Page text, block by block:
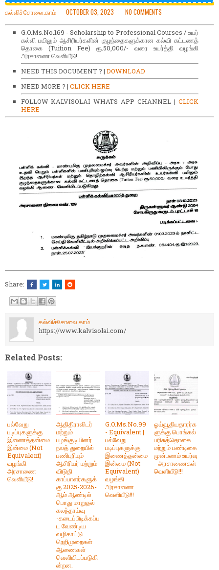
கல்விச்சோலை.காம் OCTOBER 03, 2023 NO COMMENTS
G.O.Ms.No.169 - Scholarship to Professional Courses / உயர்
கல்வி பயிலும் ஆசிரியர்களின் குழந்தைகளுக்கான கல்வி கட்டணத்
தொகை (Tuition Fee) ரூ.50,000/- வரை உயர்த்தி வழங்கி
அரசாணை வெளியீடு!
NEED THIS DOCUMENT ? | DOWNLOAD
NEED MORE ? | CLICK HERE
FOLLOW KALVISOLAI WHATS APP CHANNEL | CLICK
HERE
Share:
கல்விச்சோலை.காம்
https://www.kalvisolai.com/
Related Posts:
பல்வேறு
படிப்புகளுக்கு
இணைத்தன்மை
இன்மை (Not
Equivalent)
வழங்கி
அரசாணை
வெளியீடு!
ஆதிதிராவிடர்
மற்றும்
பழங்குடியினர்
நலத் துறையில்
பணிபுரியும்
ஆசிரியர் மற்றும்
விடுதி
காப்பாளர்களுக்
கு 2025-2026-
ஆம் ஆண்டில்
பொது மாறுதல்
கலந்தாய்வு
-கடைப்பிடிக்கப்ப
ட வேண்டிய
வழிகாட்டு
நெறிமுறைகள்
ஆணைகள்
வெளியிடப்படுகி
ன்றன.
G.O.Ms.No.99
- Equivalent |
பல்வேறு
படிப்புகளுக்கு
இணைத்தன்மை
இன்மை (Not
Equivalent)
வழங்கி
அரசாணை
வெளியீடு!!!
ஓய்வூதியதாரர்க
ளுக்கு பொங்கல்
பரிசுத்தொகை
மற்றும் பண்டிகை
முன்பணம் உயர்வு
- அரசாணைகள்
வெளியீடு!!!